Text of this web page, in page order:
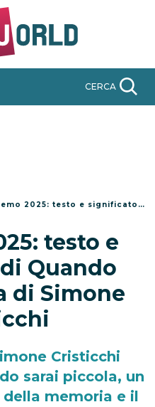
CERCA
testo e significato di Quando sarai piccola di Simone Cristicchi
testo e
Quando
di Simone
Cristicchi
sarai piccola, un
memoria e il